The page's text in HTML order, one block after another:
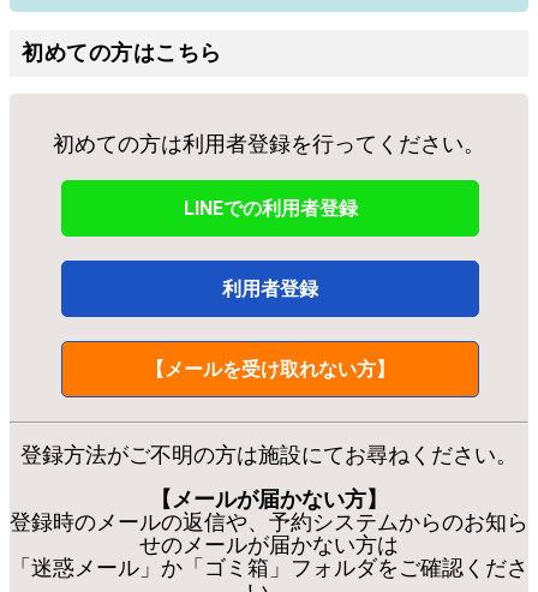
初めての方はこちら
初めての方は利用者登録を行ってください。
LINEでの利用者登録
利用者登録
【メールを受け取れない方】
登録方法がご不明の方は施設にてお尋ねください。
【メールが届かない方】
登録時のメールの返信や、予約システムからのお知ら
せのメールが届かない方は
「迷惑メール」か「ゴミ箱」フォルダをご確認くださ